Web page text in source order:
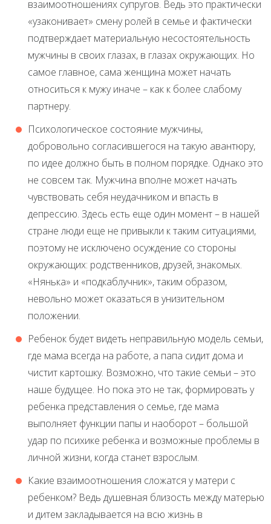
взаимоотношениях супругов. Ведь это практически
«узаконивает» смену ролей в семье и фактически
подтверждает материальную несостоятельность
мужчины в своих глазах, в глазах окружающих. Но
самое главное, сама женщина может начать
относиться к мужу иначе – как к более слабому
партнеру.
Психологическое состояние мужчины,
добровольно согласившегося на такую авантюру,
по идее должно быть в полном порядке. Однако это
не совсем так. Мужчина вполне может начать
чувствовать себя неудачником и впасть в
депрессию. Здесь есть еще один момент – в нашей
стране люди еще не привыкли к таким ситуациями,
поэтому не исключено осуждение со стороны
окружающих: родственников, друзей, знакомых.
«Нянька» и «подкаблучник», таким образом,
невольно может оказаться в унизительном
положении.
Ребенок будет видеть неправильную модель семьи,
где мама всегда на работе, а папа сидит дома и
чистит картошку. Возможно, что такие семьи – это
наше будущее. Но пока это не так, формировать у
ребенка представления о семье, где мама
выполняет функции папы и наоборот – большой
удар по психике ребенка и возможные проблемы в
личной жизни, когда станет взрослым.
Какие взаимоотношения сложатся у матери с
ребенком? Ведь душевная близость между матерью
и дитем закладывается на всю жизнь в